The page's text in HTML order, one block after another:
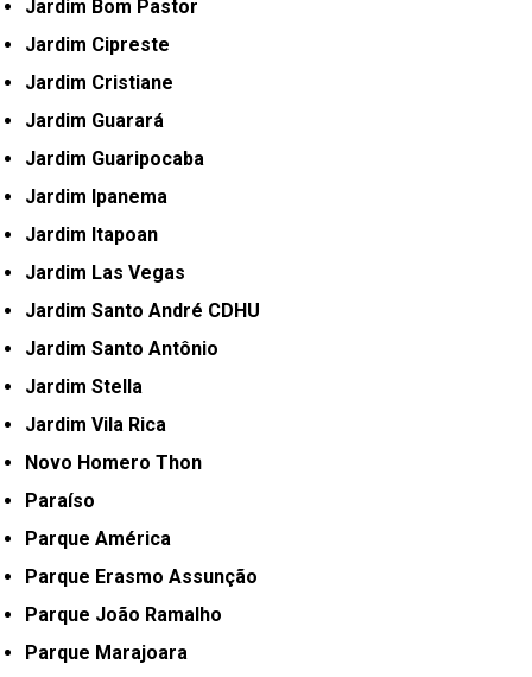
Jardim Bom Pastor
Jardim Cipreste
Jardim Cristiane
Jardim Guarará
Jardim Guaripocaba
Jardim Ipanema
Jardim Itapoan
Jardim Las Vegas
Jardim Santo André CDHU
Jardim Santo Antônio
Jardim Stella
Jardim Vila Rica
Novo Homero Thon
Paraíso
Parque América
Parque Erasmo Assunção
Parque João Ramalho
Parque Marajoara